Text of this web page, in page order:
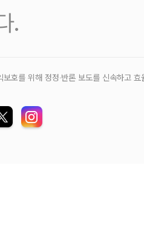
.
호를 위해 정정‧반론 보도를 신속하고